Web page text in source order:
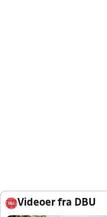
Videoer fra DBU